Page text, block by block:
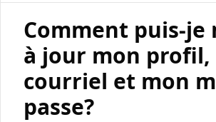
Comment puis-je
à jour mon profil,
courriel et mon
passe?